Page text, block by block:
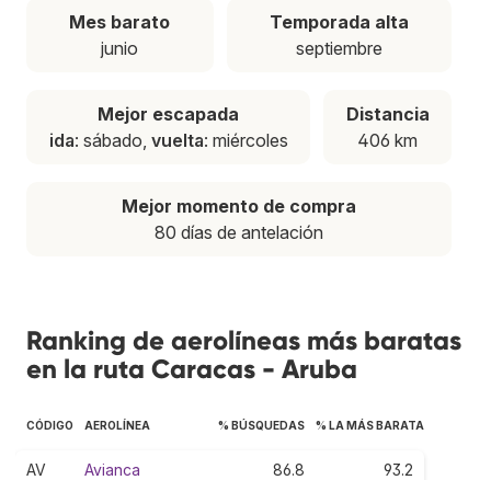
Mes barato
junio
Temporada alta
septiembre
Mejor escapada
ida: sábado, vuelta: miércoles
Distancia
406 km
Mejor momento de compra
80 días de antelación
Ranking de aerolíneas más baratas
en la ruta Caracas - Aruba
CÓDIGO AEROLÍNEA % BÚSQUEDAS % LA MÁS BARATA
AV Avianca 86.8 93.2